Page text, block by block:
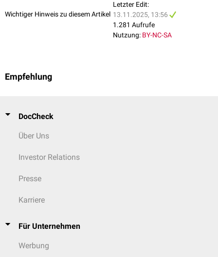
Wichtiger Hinweis zu diesem Artikel
Letzter Edit:
13.11.2025, 13:56
1.281 Aufrufe
Nutzung: BY-NC-SA
Empfehlung
DocCheck
Über Uns
Investor Relations
Presse
Karriere
Für Unternehmen
Werbung